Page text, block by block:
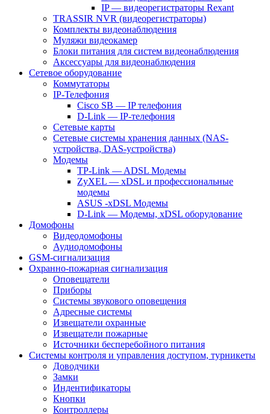
IP — видеорегистраторы Rexant
TRASSIR NVR (видеорегистраторы)
Комплекты видеонаблюдения
Муляжи видеокамер
Блоки питания для систем видеонаблюдения
Аксессуары для видеонаблюдения
Сетевое оборудование
Коммутаторы
IP-Телефония
Cisco SB — IP телефония
D-Link — IP-телефония
Сетевые карты
Сетевые системы хранения данных (NAS-
устройства, DAS-устройства)
Модемы
TP-Link — ADSL Модемы
ZyXEL — xDSL и профессиональные
модемы
ASUS -xDSL Модемы
D-Link — Модемы, xDSL оборудование
Домофоны
Видеодомофоны
Аудиодомофоны
GSM-сигнализация
Охранно-пожарная сигнализация
Оповещатели
Приборы
Системы звукового оповещения
Адресные системы
Извещатели охранные
Извещатели пожарные
Источники бесперебойного питания
Системы контроля и управления доступом, турникеты
Доводчики
Замки
Индентификаторы
Кнопки
Контроллеры